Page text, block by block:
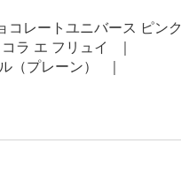
コレートユニバース ピンク
ラ エ フリュイ
（プレーン）